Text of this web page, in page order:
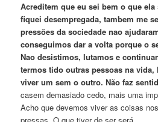
Acreditem que eu sei bem o que
fiquei desempregada, tambem me
pressões da sociedade nao
conseguimos dar a volta porque o
Nao desistimos, lutamos e
termos tido outras pessoas na
viver um sem o outro. Não faz
casem demasiado cedo, mais uma
Acho que devemos viver as coisas